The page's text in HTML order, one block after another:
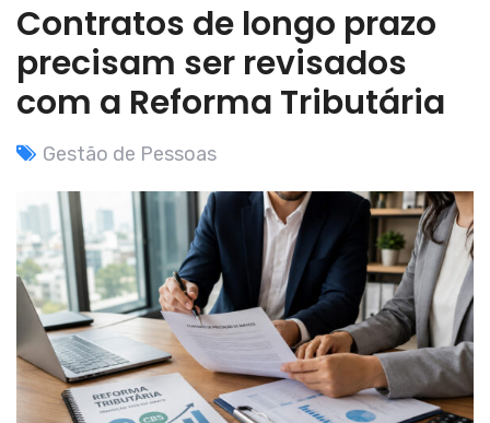
Contratos de longo prazo
precisam ser revisados
com a Reforma Tributária
Gestão de Pessoas